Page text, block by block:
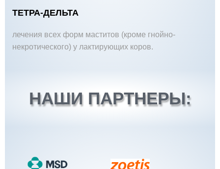
ТЕТРА-ДЕЛЬТА
лечения всех форм маститов (кроме гнойно-
некротического) у лактирующих коров.
НАШИ ПАРТНЕРЫ: